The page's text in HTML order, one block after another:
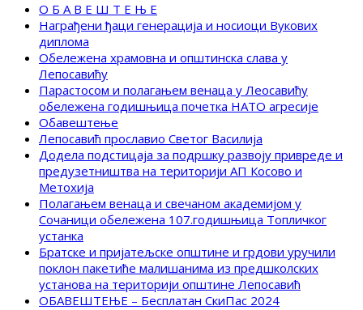
О Б А В Е Ш Т Е Њ Е
Награђени ђаци генерација и носиоци Вукових
диплома
Обележена храмовна и општинска слава у
Лепосавићу
Парастосом и полагањем венаца у Леосавићу
обележена годишњица почетка НАТО агресије
Обавештење
Лепосавић прославио Светог Василија
Додела подстицаја за подршку развоју привреде и
предузетништва на територији АП Косово и
Метохија
Полагањем венаца и свечаном академијом у
Сочаници обележена 107.годишњица Топличког
устанка
Братске и пријатељске општине и грдови уручили
поклон пакетиће малишанима из предшколских
установа на територији општине Лепосавић
ОБАВЕШТЕЊЕ – Бесплатан СкиПас 2024